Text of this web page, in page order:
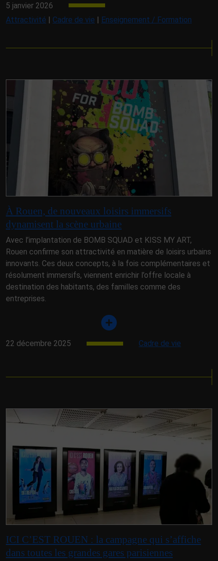
5 janvier 2026
Attractivité | Cadre de vie | Enseignement / Formation
À Rouen, de nouveaux loisirs immersifs
dynamisent la scène urbaine
Avec l’implantation de BOMB SQUAD et KISS MY ART,
Rouen confirme son attractivité en matière de loisirs urbains
innovants. Ces deux concepts, à la fois complémentaires et
résolument immersifs, viennent enrichir l’offre locale à
destination des habitants, des familles comme des
entreprises.
22 décembre 2025 Cadre de vie
ICI C’EST ROUEN : la campagne qui s’affiche
dans toutes les grandes gares parisiennes